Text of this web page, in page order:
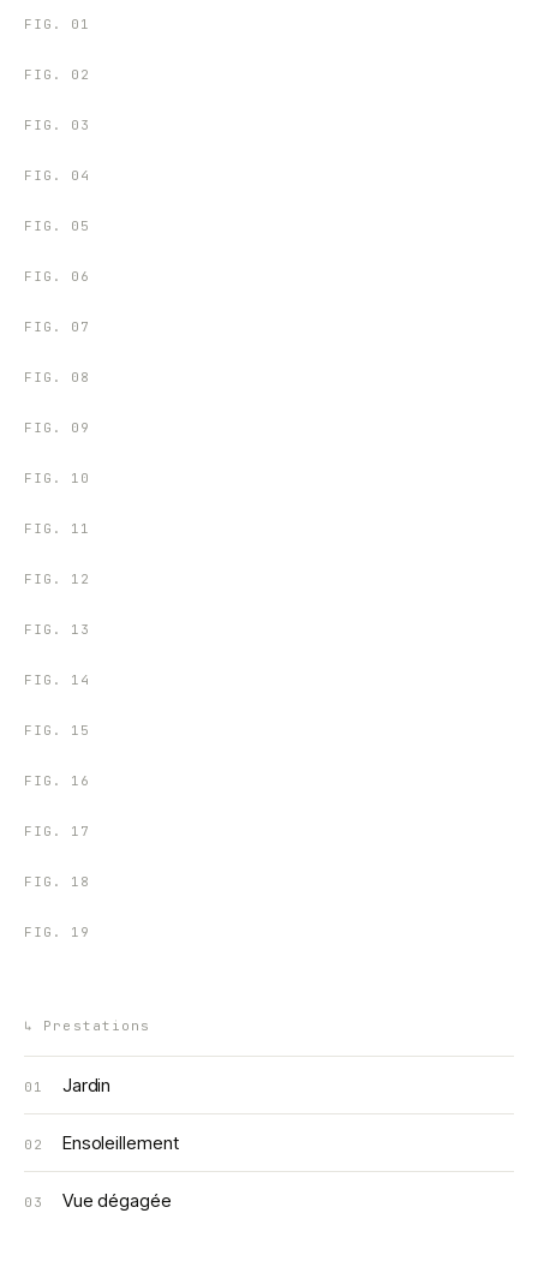
FIG. 01
FIG. 02
FIG. 03
FIG. 04
FIG. 05
FIG. 06
FIG. 07
FIG. 08
FIG. 09
FIG. 10
FIG. 11
FIG. 12
FIG. 13
FIG. 14
FIG. 15
FIG. 16
FIG. 17
FIG. 18
FIG. 19
↳ Prestations
01 Jardin
02 Ensoleillement
03 Vue dégagée